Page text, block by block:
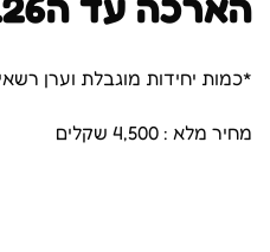
*כמות יחידות מוגבלת וערן
מחיר מלא : 4,500 שקלים